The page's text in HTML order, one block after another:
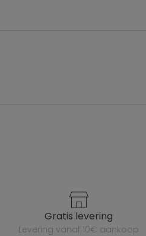
gratis levering
levering vanaf 10€ aankoop